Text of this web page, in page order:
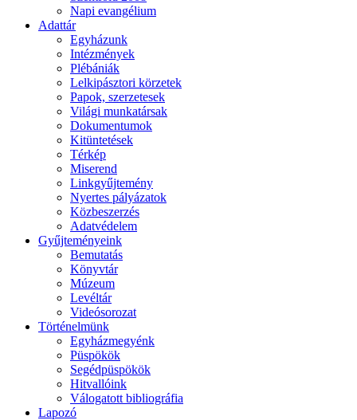
Napi evangélium
Adattár
Egyházunk
Intézmények
Plébániák
Lelkipásztori körzetek
Papok, szerzetesek
Világi munkatársak
Dokumentumok
Kitüntetések
Térkép
Miserend
Linkgyűjtemény
Nyertes pályázatok
Közbeszerzés
Adatvédelem
Gyűjteményeink
Bemutatás
Könyvtár
Múzeum
Levéltár
Videósorozat
Történelmünk
Egyházmegyénk
Püspökök
Segédpüspökök
Hitvallóink
Válogatott bibliográfia
Lapozó